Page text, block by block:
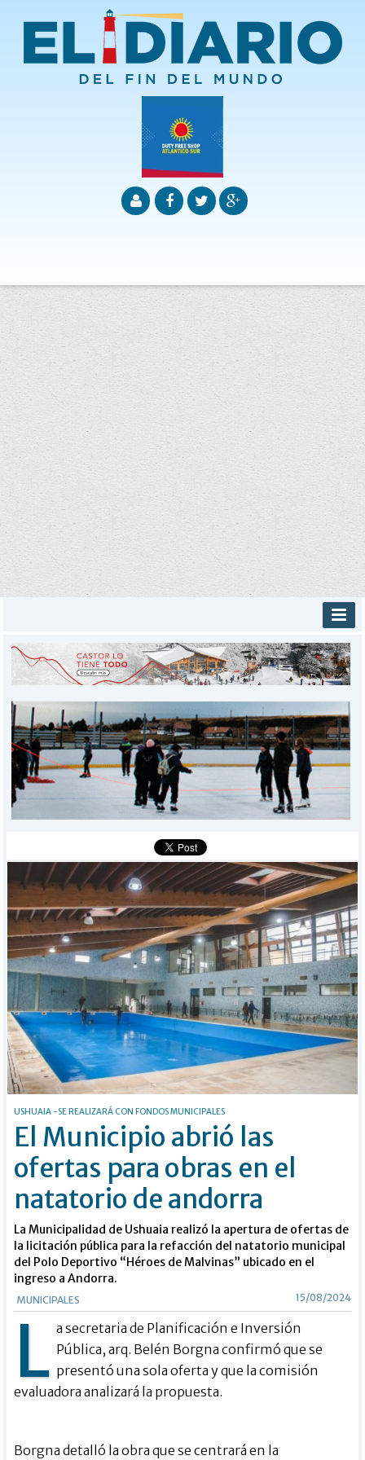
INICIO
PROVINCIALES
DEPORTES
POLICIALES
I-DIARIO
MÁS
BÚSQUEDA
USHUAIA -SE REALIZARÁ CON FONDOS MUNICIPALES
El Municipio abrió las
ofertas para obras en el
natatorio de andorra
La Municipalidad de Ushuaia realizó la apertura de ofertas de
la licitación pública para la refacción del natatorio municipal
del Polo Deportivo “Héroes de Malvinas” ubicado en el
ingreso a Andorra.
MUNICIPALES 15/08/2024
L a secretaria de Planificación e Inversión
Pública, arq. Belén Borgna confirmó que se
presentó una sola oferta y que la comisión
evaluadora analizará la propuesta.
Borgna detalló la obra que se centrará en la